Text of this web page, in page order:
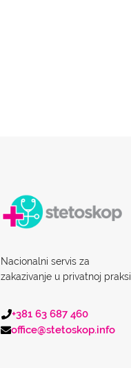
Nacionalni servis za
zakazivanje u privatnoj praksi.
+381 63 687 460
office@stetoskop.info